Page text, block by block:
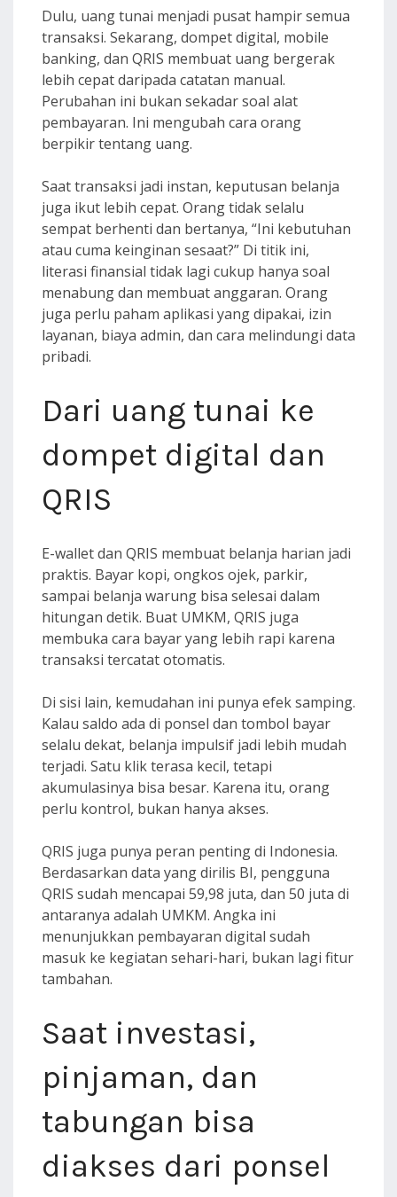
Dulu, uang tunai menjadi pusat hampir semua
transaksi. Sekarang, dompet digital, mobile
banking, dan QRIS membuat uang bergerak
lebih cepat daripada catatan manual.
Perubahan ini bukan sekadar soal alat
pembayaran. Ini mengubah cara orang
berpikir tentang uang.
Saat transaksi jadi instan, keputusan belanja
juga ikut lebih cepat. Orang tidak selalu
sempat berhenti dan bertanya, “Ini kebutuhan
atau cuma keinginan sesaat?” Di titik ini,
literasi finansial tidak lagi cukup hanya soal
menabung dan membuat anggaran. Orang
juga perlu paham aplikasi yang dipakai, izin
layanan, biaya admin, dan cara melindungi data
pribadi.
Dari uang tunai ke
dompet digital dan
QRIS
E-wallet dan QRIS membuat belanja harian jadi
praktis. Bayar kopi, ongkos ojek, parkir,
sampai belanja warung bisa selesai dalam
hitungan detik. Buat UMKM, QRIS juga
membuka cara bayar yang lebih rapi karena
transaksi tercatat otomatis.
Di sisi lain, kemudahan ini punya efek samping.
Kalau saldo ada di ponsel dan tombol bayar
selalu dekat, belanja impulsif jadi lebih mudah
terjadi. Satu klik terasa kecil, tetapi
akumulasinya bisa besar. Karena itu, orang
perlu kontrol, bukan hanya akses.
QRIS juga punya peran penting di Indonesia.
Berdasarkan data yang dirilis BI, pengguna
QRIS sudah mencapai 59,98 juta, dan 50 juta di
antaranya adalah UMKM. Angka ini
menunjukkan pembayaran digital sudah
masuk ke kegiatan sehari-hari, bukan lagi fitur
tambahan.
Saat investasi,
pinjaman, dan
tabungan bisa
diakses dari ponsel